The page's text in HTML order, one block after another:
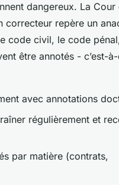
dangereux. La Cour
correcteur repère un
code civil, le code
être annotés - c’est-
avec annotations
régulièrement et
par matière (contrats,